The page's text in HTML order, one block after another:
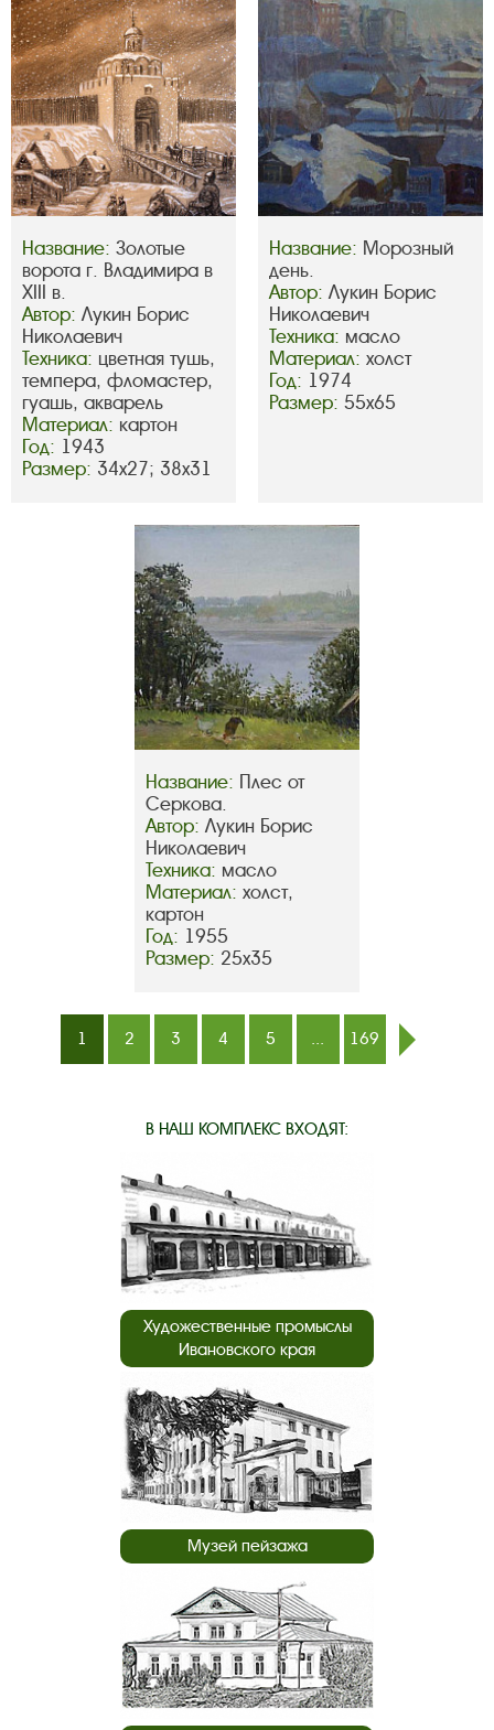
Название: Золотые
ворота г. Владимира в
XIII в.
Автор: Лукин Борис
Николаевич
Техника: цветная тушь,
темпера, фломастер,
гуашь, акварель
Материал: картон
Год: 1943
Размер: 34х27; 38х31
Название: Морозный
день.
Автор: Лукин Борис
Николаевич
Техника: масло
Материал: холст
Год: 1974
Размер: 55х65
Название: Плес от
Серкова.
Автор: Лукин Борис
Николаевич
Техника: масло
Материал: холст,
картон
Год: 1955
Размер: 25х35
1 2 3 4 5 ...
169
В НАШ КОМПЛЕКС ВХОДЯТ:
Художественные промыслы
Ивановского края
Музей пейзажа